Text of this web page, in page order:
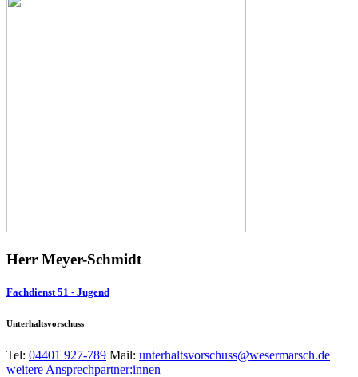
Herr Meyer-Schmidt
Fachdienst 51 - Jugend
Unterhaltsvorschuss
Tel: 04401 927-789 Mail: unterhaltsvorschuss@wesermarsch.de
weitere Ansprechpartner:innen